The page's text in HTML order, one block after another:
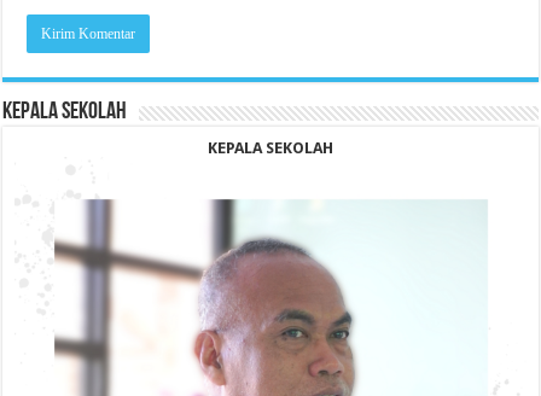
KEPALA SEKOLAH
KEPALA SEKOLAH